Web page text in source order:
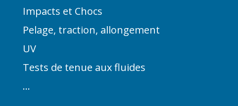
Impacts et Chocs
Pelage, traction, allongement
UV
Tests de tenue aux fluides
…